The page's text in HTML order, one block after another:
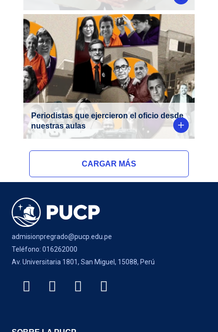
Periodistas que ejercieron el oficio desde
nuestras aulas
La esencia y la trayectoria de un puñado de
profesionales que se formaron en estas
aulas. Ahora ellos y ellas se abren un
camino propio como comunicadores en
distintos emprendimientos, plataformas y
redes sociales.
CARGAR MÁS
admisionpregrado@pucp.edu.pe
Teléfono: 016262000
Av. Universitaria 1801, San Miguel, 15088, Perú